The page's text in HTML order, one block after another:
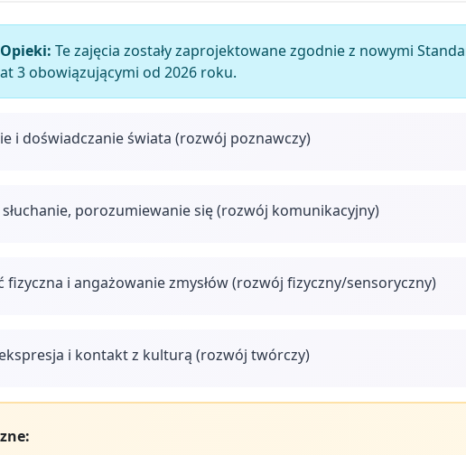
Te zajęcia zostały zaprojektowane zgodnie z nowymi
3 obowiązującymi od 2026 roku.
i doświadczanie świata (rozwój poznawczy)
porozumiewanie się (rozwój komunikacyjny)
fizyczna i angażowanie zmysłów (rozwój fizyczny/sensoryczny)
i kontakt z kulturą (rozwój twórczy)